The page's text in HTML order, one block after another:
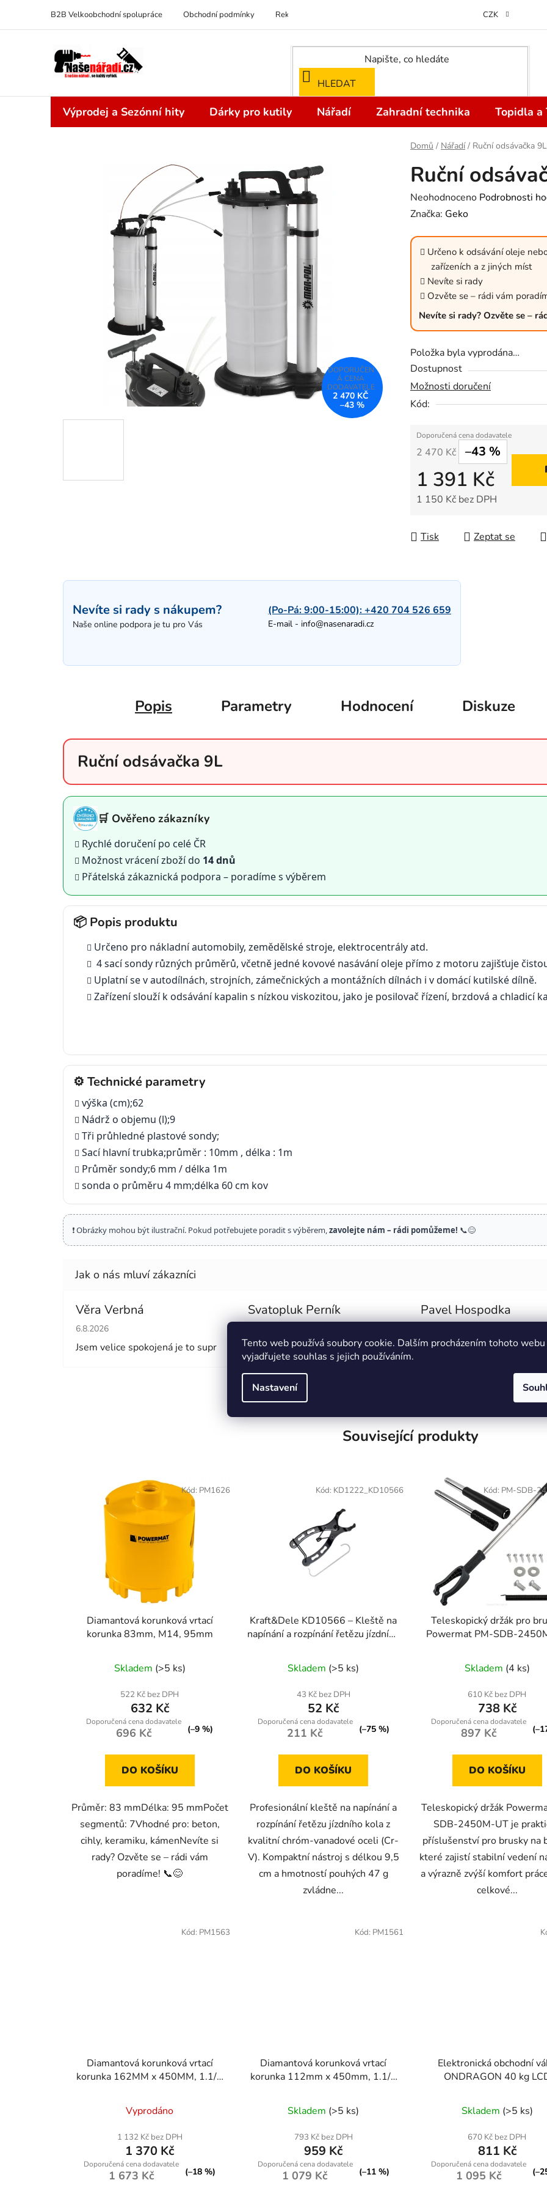
Tento web používá soubory cookie. Dalším procházením tohoto webu
vyjadřujete souhlas s jejich používáním.
Nastavení
obsah
B2B Velkoobchodní spolupráce Obchodní podmínky Reklamace Odstoupení od
CZK
HLEDAT
Výprodej a Sezónní hity Dárky pro kutily Nářadí Zahradní technika Topidla a
Domů / Nářadí / Ruční odsávačka 9L
Ruční
Průměrné
hodnocení
je
hvězdiček.
Neohodnoceno Podrobnosti
Značka: Geko
Určeno k odsávání oleje
zařízeních a z jiných míst
Nevíte si rady
Ozvěte se – rádi vám
Nevíte si rady? Ozvěte se –
Položka byla vyprodána…
Dostupnost
Možnosti doručení
Kód:
2 470 Kč –43 %
1 391 Kč
1 150 Kč bez DPH
Tisk Zeptat se
2 470 KČ
–43 %
Nevíte si rady s nákupem?
Naše online podpora je tu pro Vás
(Po-Pá: 9:00-15:00):+420 704 526 659
E-mail - info@nasenaradi.cz
Popis Parametry Hodnocení Diskuze
Ruční odsávačka 9L
🛒 Ověřeno zákazníky
Rychlé doručení po celé ČR
Možnost vrácení zboží do 14 dnů
Přátelská zákaznická podpora – poradíme s výběrem
📦 Popis produktu
Určeno pro nákladní automobily, zemědělské stroje, elektrocentrály atd.
4 sací sondy různých průměrů, včetně jedné kovové nasávání oleje přímo z motoru zajišťuje
Uplatní se v autodílnách, strojních, zámečnických a montážních dílnách i v domácí kutilské dílně.
Zařízení slouží k odsávání kapalin s nízkou viskozitou, jako je posilovač řízení, brzdová a chladicí
⚙️ Technické parametry
výška (cm);62
Nádrž o objemu (l);9
Tři průhledné plastové sondy;
Sací hlavní trubka;průměr : 10mm , délka : 1m
Průměr sondy;6 mm / délka 1m
sonda o průměru 4 mm;délka 60 cm kov
❗ Obrázky mohou být ilustrační. Pokud potřebujete poradit s výběrem,zavolejte nám – rádi pomůžeme! 📞😊
Věra Verbná
Hodnocení obchodu je 5 z 5 hvězdiček.
6.8.2026
Jsem velice spokojená je to supr
Svatopluk Perník
Hodnocení obchodu je 5 z 5 hvězdiček.
Pavel Hospodka
Hodnocení obchodu je 5 z 5
Související produkty
Diamantová korunková vrtací
korunka 83mm, M14, 95mm
Skladem (>5 ks)
522 Kč bez DPH
632 Kč
696 Kč (–9 %)
DO KOŠÍKU
Průměr: 83 mmDélka: 95 mmPočet
segmentů: 7Vhodné pro: beton,
cihly, keramiku, kámenNevíte si
rady? Ozvěte se – rádi vám
poradíme! 📞😊
Kód: PM1626
Kraft&Dele KD10566 – Kleště na
napínání a rozpínání řetězu jízdního
Skladem (>5 ks)
43 Kč bez DPH
52 Kč
211 Kč (–75 %)
DO KOŠÍKU
Profesionální kleště na napínání a
rozpínání řetězu jízdního kola z
kvalitní chróm-vanadové oceli (Cr-
V). Kompaktní nástroj s délkou 9,5
cm a hmotností pouhých 47 g
zvládne...
Kód: KD1222_KD10566
Teleskopický držák pro
Powermat PM-SDB-
Skladem (4 ks)
610 Kč bez DPH
738 Kč
897 Kč
DO KOŠÍKU
Teleskopický držák
SDB-2450M-UT je
příslušenství pro brusky na
které zajistí stabilní vedení
a výrazně zvýší komfort
celkové...
Kód: PM-SDB-
Diamantová korunková vrtací
korunka 162MM x 450MM, 1.1/4
Vyprodáno
1 132 Kč bez DPH
1 370 Kč
1 673 Kč (–18 %)
Kód: PM1563
Diamantová korunková vrtací
korunka 112mm x 450mm, 1.1/4
Skladem (>5 ks)
793 Kč bez DPH
959 Kč
1 079 Kč (–11 %)
Kód: PM1561
Elektronická obchodní
ONDRAGON 40 kg
hodnocení
produktu
je
5,0
z
Skladem (>5 ks)
670 Kč bez DPH
811 Kč
1 095 Kč